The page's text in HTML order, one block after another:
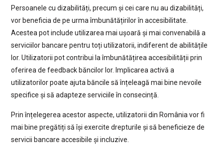
Persoanele cu dizabilități, precum și cei care nu au dizabilități,
vor beneficia de pe urma îmbunătățirilor în accesibilitate.
Acestea pot include utilizarea mai ușoară și mai convenabilă a
serviciilor bancare pentru toți utilizatorii, indiferent de abilitățile
lor. Utilizatorii pot contribui la îmbunătățirea accesibilității prin
oferirea de feedback băncilor lor. Implicarea activă a
utilizatorilor poate ajuta băncile să înțeleagă mai bine nevoile
specifice și să adapteze serviciile în consecință.
Prin înțelegerea acestor aspecte, utilizatorii din România vor fi
mai bine pregătiți să își exercite drepturile și să beneficieze de
servicii bancare accesibile și incluzive.